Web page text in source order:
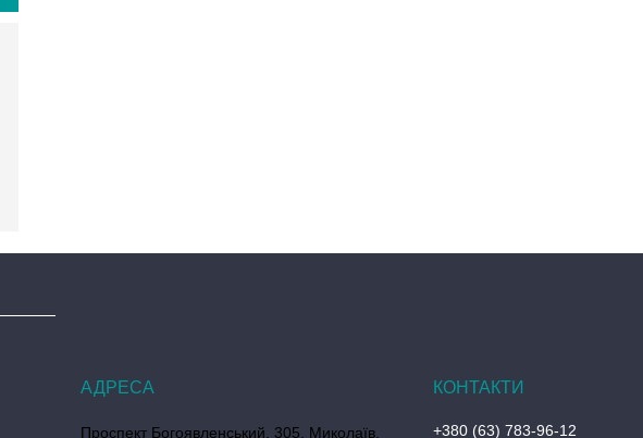
Проспект Богоявленський, 305, Миколаїв, +380 (63) 783-96-12